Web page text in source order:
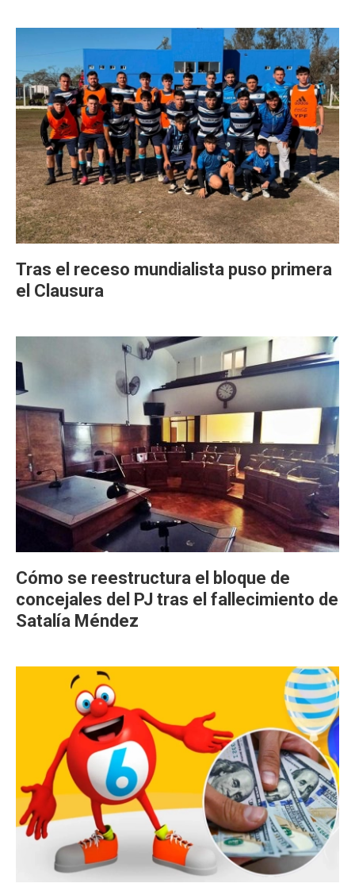
Tras el receso mundialista puso primera
el Clausura
Cómo se reestructura el bloque de
concejales del PJ tras el fallecimiento de
Satalía Méndez